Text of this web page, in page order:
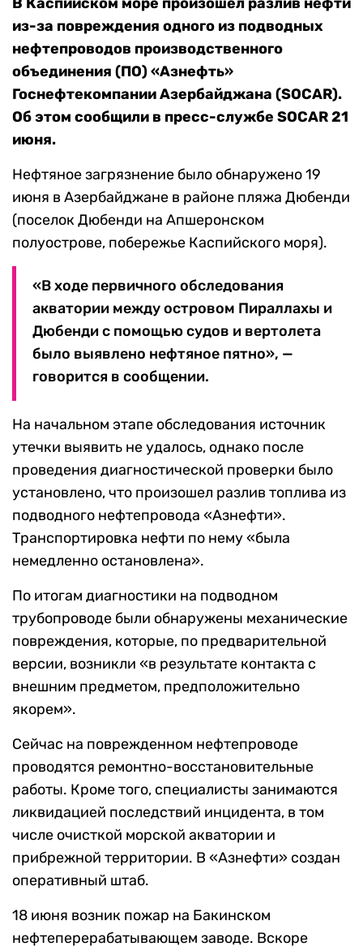
из-за повреждения одного из подводных
нефтепроводов производственного
объединения (ПО) «Азнефть»
Госнефтекомпании Азербайджана (SOCAR).
Об этом сообщили в пресс-службе SOCAR 21
июня.
Нефтяное загрязнение было обнаружено 19
июня в Азербайджане в районе пляжа Дюбенди
(поселок Дюбенди на Апшеронском
полуострове, побережье Каспийского моря).
«В ходе первичного обследования
акватории между островом Пираллахы и
Дюбенди с помощью судов и вертолета
было выявлено нефтяное пятно», —
говорится в сообщении.
На начальном этапе обследования источник
утечки выявить не удалось, однако после
проведения диагностической проверки было
установлено, что произошел разлив топлива из
подводного нефтепровода «Азнефти».
Транспортировка нефти по нему «была
немедленно остановлена».
По итогам диагностики на подводном
трубопроводе были обнаружены механические
повреждения, которые, по предварительной
версии, возникли «в результате контакта с
внешним предметом, предположительно
якорем».
Сейчас на поврежденном нефтепроводе
проводятся ремонтно-восстановительные
работы. Кроме того, специалисты занимаются
ликвидацией последствий инцидента, в том
числе очисткой морской акватории и
прибрежной территории. В «Азнефти» создан
оперативный штаб.
18 июня возник пожар на Бакинском
нефтеперерабатывающем заводе. Вскоре